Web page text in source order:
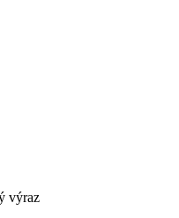
výraz